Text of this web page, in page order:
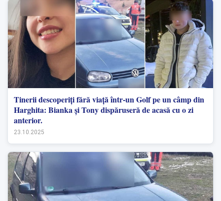
Tinerii descoperiți fără viață într-un Golf pe un câmp din
Harghita: Bianka și Tony dispăruseră de acasă cu o zi
anterior.
23.10.2025